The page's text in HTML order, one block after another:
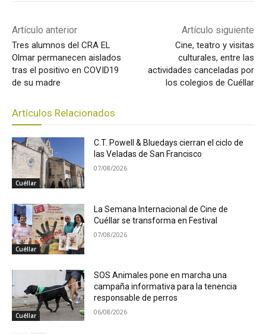
Artículo anterior
Tres alumnos del CRA EL
Olmar permanecen aislados
tras el positivo en COVID19
de su madre
Artículo siguiente
Cine, teatro y visitas
culturales, entre las
actividades canceladas por
los colegios de Cuéllar
Artículos Relacionados
Cuéllar
C.T. Powell & Bluedays cierran el ciclo de
las Veladas de San Francisco
07/08/2026
Cuéllar
La Semana Internacional de Cine de
Cuéllar se transforma en Festival
07/08/2026
Cuéllar
SOS Animales pone en marcha una
campaña informativa para la tenencia
responsable de perros
06/08/2026